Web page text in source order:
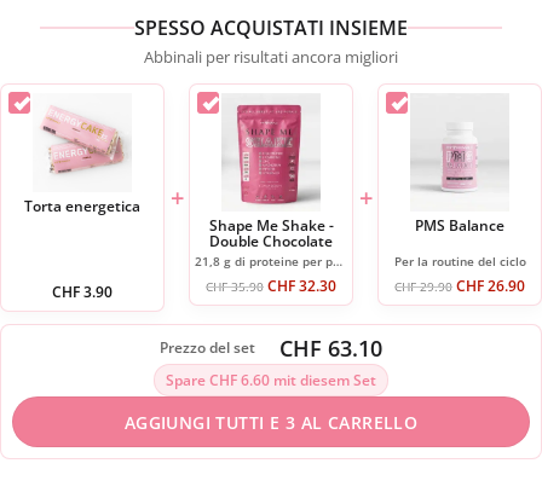
SPESSO ACQUISTATI INSIEME
Abbinali per risultati ancora migliori
Torta energetica
CHF3.90
+
Shape Me Shake -
Double Chocolate
21,8 g di proteine per porzione
CHF35.90 CHF32.30
+
PMS Balance
Per la routine del ciclo
CHF29.90 CHF26.90
Prezzo del set CHF 63.10
Spare CHF 6.60 mit diesem Set
AGGIUNGI TUTTI E 3 AL CARRELLO